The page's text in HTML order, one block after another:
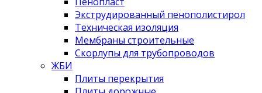
Экструдированный пенополистирол
Техническая изоляция
Мембраны строительные
Скорлупы для трубопроводов
ЖБИ
Плиты перекрытия